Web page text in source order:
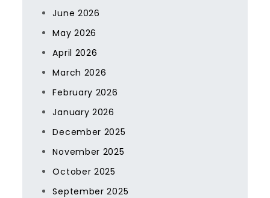
June 2026
May 2026
April 2026
March 2026
February 2026
January 2026
December 2025
November 2025
October 2025
September 2025